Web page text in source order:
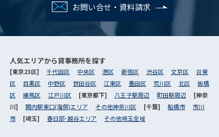
お問い合せ・資料請求
人気エリアから貸事務所を探す
[東京23区] 千代田区 中央区 港区 新宿区 渋谷区 文京区
台東
区
目黒区 中野区 世田谷区 江東区 墨田区 荒川区 北区
板橋
区
練馬区 江戸川区 [東京都下] 八王子駅周辺 町田駅周辺
[神奈
川] 関内駅東口(海側)エリア その他神奈川区 [千葉] 船橋市
市川
市
[埼玉] 春日部･越谷エリア その他埼玉全域